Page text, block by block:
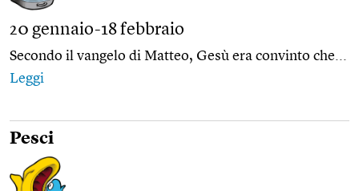
20 gennaio-18 febbraio
Secondo il vangelo di Matteo, Gesù era convinto che...
Leggi
Pesci